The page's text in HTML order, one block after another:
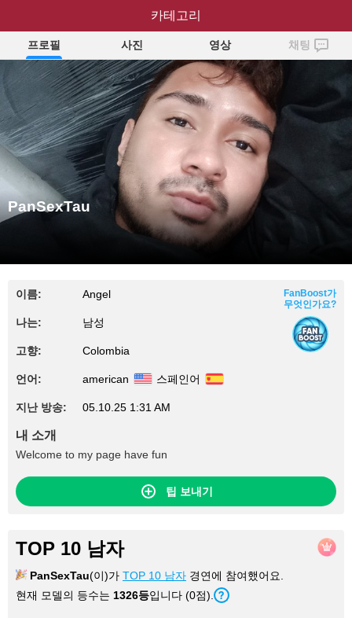
PanSexTau
프로필 사진 영상 채팅
PanSexTau
이름: Angel
나는: 남성
고향: Colombia
언어: american 스페인어
지난 방송: 05.10.25 1:31 AM
FanBoost가
무엇인가요?
내 소개
Welcome to my page have fun
팁 보내기
TOP 10 남자
PanSexTau(이)가 TOP 10 남자 경연에 참여했어요.
현재 모델의 등수는 1326등입니다 (0점).
카테고리